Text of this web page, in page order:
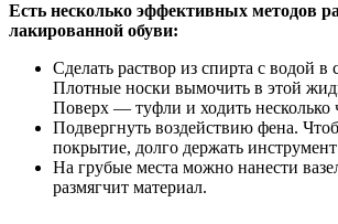
Есть несколько эффективных методов
лакированной обуви:
Сделать раствор из спирта с водой
Плотные носки вымочить в этой
Поверх — туфли и ходить несколько
Подвергнуть воздействию фена.
покрытие, долго держать
На грубые места можно нанести
размягчит материал.